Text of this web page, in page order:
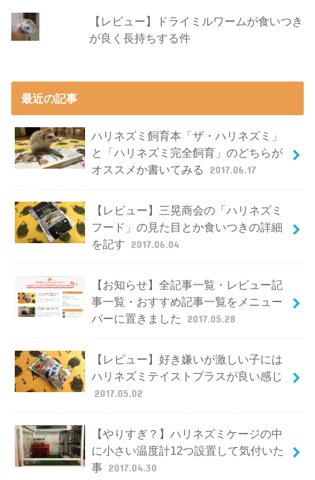
【レビュー】ドライミルワームが食いつき
が良く長持ちする件
最近の記事
ハリネズミ飼育本「ザ・ハリネズミ」
と「ハリネズミ完全飼育」のどちらが
オススメか書いてみる
2017.06.17
【レビュー】三晃商会の「ハリネズミ
フード」の見た目とか食いつきの詳細
を記す 2017.06.04
【お知らせ】全記事一覧・レビュー記
事一覧・おすすめ記事一覧をメニュー
バーに置きました
2017.05.28
【レビュー】好き嫌いが激しい子には
ハリネズミテイストプラスが良い感じ
2017.05.02
【やりすぎ？】ハリネズミケージの中
に小さい温度計12つ設置して気付いた
事 2017.04.30